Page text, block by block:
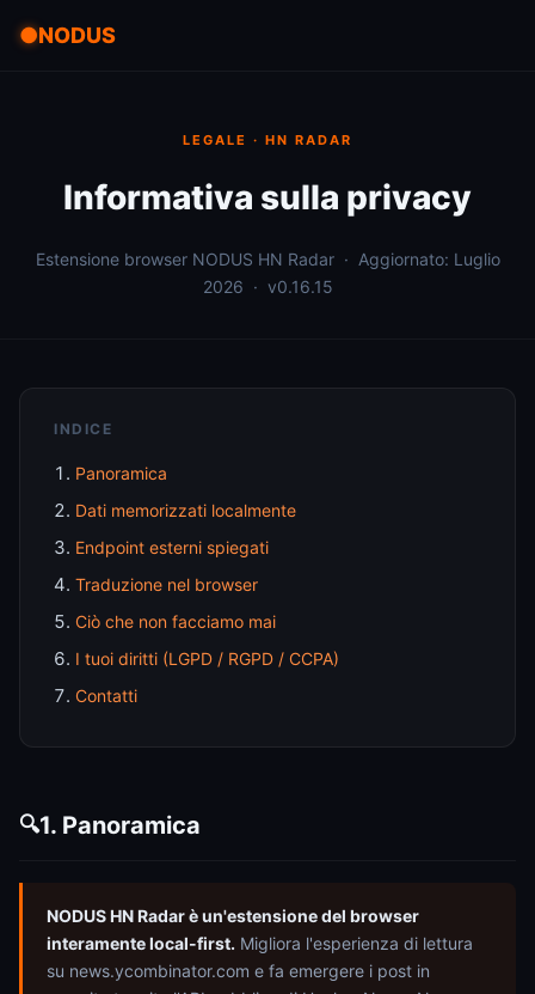
NODUS
LEGALE · HN RADAR
Informativa sulla privacy
Estensione browser NODUS HN Radar · Aggiornato: Luglio
2026 · v0.16.15
INDICE
Panoramica
Dati memorizzati localmente
Endpoint esterni spiegati
Traduzione nel browser
Ciò che non facciamo mai
I tuoi diritti (LGPD / RGPD / CCPA)
Contatti
🔍1. Panoramica
NODUS HN Radar è un'estensione del browser
interamente local-first. Migliora l'esperienza di lettura
su news.ycombinator.com e fa emergere i post in